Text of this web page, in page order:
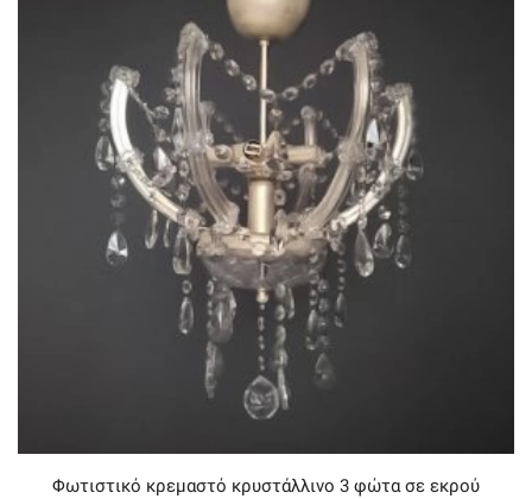
Φωτιστικό κρεμαστό κρυστάλλινο 3 φώτα σε εκρού